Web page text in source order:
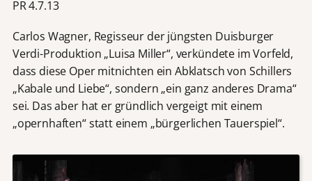
PR 4.7.13
Carlos Wagner, Regisseur der jüngsten Duisburger
Verdi-Produktion „Luisa Miller“, verkündete im Vorfeld,
dass diese Oper mitnichten ein Abklatsch von Schillers
„Kabale und Liebe“, sondern „ein ganz anderes Drama“
sei. Das aber hat er gründlich vergeigt mit einem
„opernhaften“ statt einem „bürgerlichen Tauerspiel“.